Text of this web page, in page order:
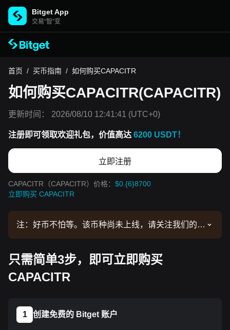
Bitget App
交易“智”变
首页 / 买币指南 / 如何购买CAPACITR
如何购买CAPACITR(CAPACITR)
更新时间： 2026/08/10 12:41:41 (UTC+0)
注册即可领取欢迎礼包，价值高达 6200 USDT！
立即注册
CAPACITR（CAPACITR）价格： $0.{6}8700
立即购买 CAPACITR
注：好币不怕等。该币种尚未上线，请关注我们的公
操作流程。
只需简单3步，即可立即购买
CAPACITR
1 创建免费的 Bitget 账户